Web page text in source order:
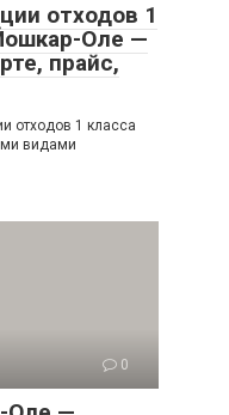
отходов 1
Оле —
прайс,
отходов 1 класса
видами
0